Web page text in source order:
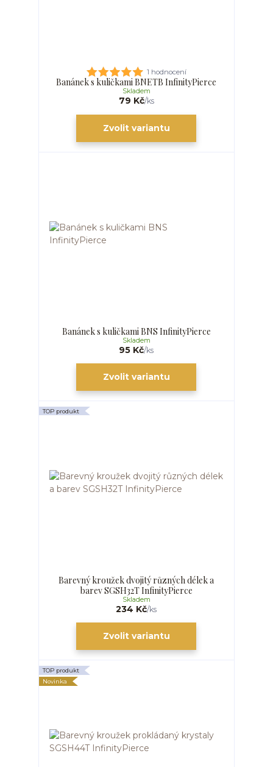
1 hodnocení
Banánek s kuličkami BNETB InfinityPierce
79 Kč/ks
Skladem
Zvolit variantu
Banánek s kuličkami BNS InfinityPierce
95 Kč/ks
Skladem
Zvolit variantu
TOP produkt
Barevný kroužek dvojitý různých délek a
barev SGSH32T InfinityPierce
234 Kč/ks
Skladem
Zvolit variantu
TOP produkt
Novinka